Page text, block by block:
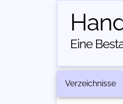
Eine
Verzeichnisse